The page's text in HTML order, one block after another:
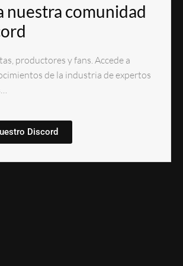
nuestra comunidad
productores y fans. Accede a
de la industria de expertos
Discord